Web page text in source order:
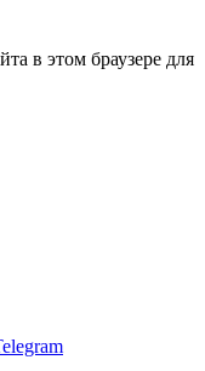
в этом браузере для